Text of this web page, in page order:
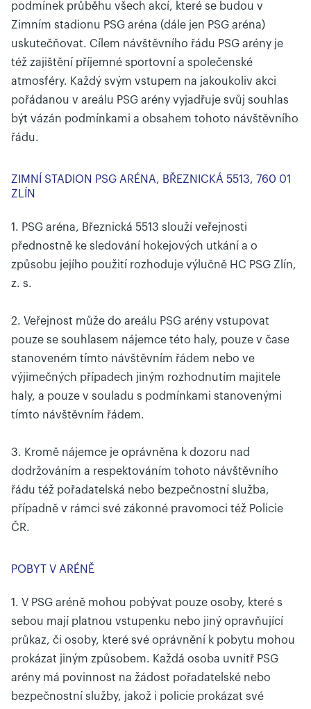
podmínek průběhu všech akcí, které se budou v
Zimním stadionu PSG aréna (dále jen PSG aréna)
uskutečňovat. Cílem návštěvního řádu PSG arény je
též zajištění příjemné sportovní a společenské
atmosféry. Každý svým vstupem na jakoukoliv akci
pořádanou v areálu PSG arény vyjadřuje svůj souhlas
být vázán podmínkami a obsahem tohoto návštěvního
řádu.
ZIMNÍ STADION PSG ARÉNA, BŘEZNICKÁ 5513, 760 01
ZLÍN
1. PSG aréna, Březnická 5513 slouží veřejnosti
přednostně ke sledování hokejových utkání a o
způsobu jejího použití rozhoduje výlučně HC PSG Zlín,
z. s.
2. Veřejnost může do areálu PSG arény vstupovat
pouze se souhlasem nájemce této haly, pouze v čase
stanoveném tímto návštěvním řádem nebo ve
výjimečných případech jiným rozhodnutím majitele
haly, a pouze v souladu s podmínkami stanovenými
tímto návštěvním řádem.
3. Kromě nájemce je oprávněna k dozoru nad
dodržováním a respektováním tohoto návštěvního
řádu též pořadatelská nebo bezpečnostní služba,
případně v rámci své zákonné pravomoci též Policie
ČR.
POBYT V ARÉNĚ
1. V PSG aréně mohou pobývat pouze osoby, které s
sebou mají platnou vstupenku nebo jiný opravňující
průkaz, či osoby, které své oprávnění k pobytu mohou
prokázat jiným způsobem. Každá osoba uvnitř PSG
arény má povinnost na žádost pořadatelské nebo
bezpečnostní služby, jakož i policie prokázat své